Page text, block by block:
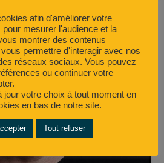
afin d'améliorer votre
mesurer l'audience et la
montrer des contenus
permettre d'interagir avec nos
réseaux sociaux. Vous pouvez
ou continuer votre
jour votre choix à tout moment en
en bas de notre site.
Tout refuser